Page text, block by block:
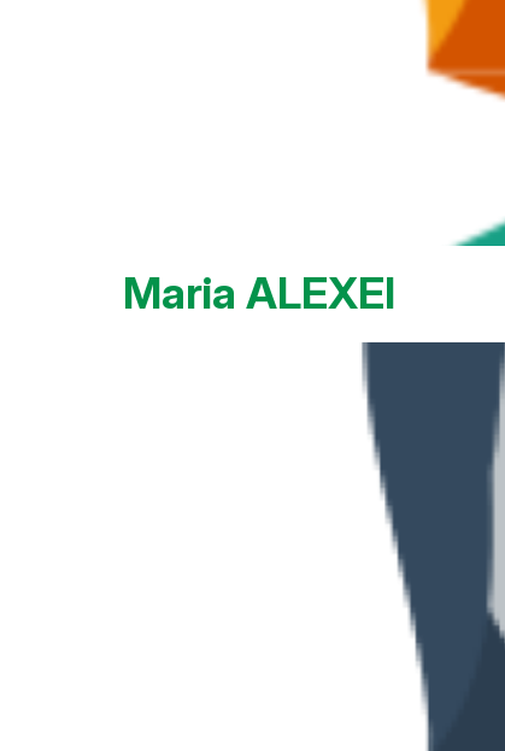
Maria ALEXEI